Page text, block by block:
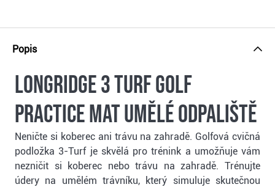
Popis
Longridge 3 Turf Golf
Practice Mat umělé odpaliště
Neničte si koberec ani trávu na zahradě. Golfová cvičná
podložka 3-Turf je skvělá pro trénink a umožňuje vám
nezničit si koberec nebo trávu na zahradě. Trénujte
údery na umělém trávníku, který simuluje skutečnou